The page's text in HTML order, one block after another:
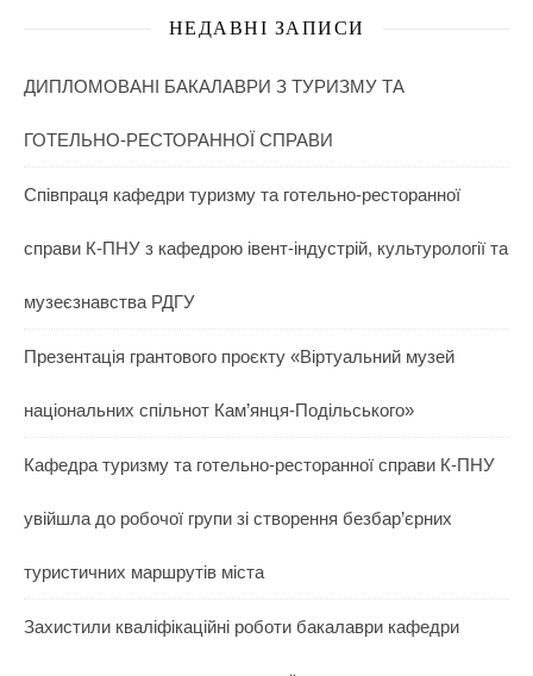
НЕДАВНІ ЗАПИСИ
ДИПЛОМОВАНІ БАКАЛАВРИ З ТУРИЗМУ ТА
ГОТЕЛЬНО-РЕСТОРАННОЇ СПРАВИ
Співпраця кафедри туризму та готельно-ресторанної
справи К-ПНУ з кафедрою івент-індустрій, культурології та
музеєзнавства РДГУ
Презентація грантового проєкту «Віртуальний музей
національних спільнот Кам’янця-Подільського»
Кафедра туризму та готельно-ресторанної справи К-ПНУ
увійшла до робочої групи зі створення безбар’єрних
туристичних маршрутів міста
Захистили кваліфікаційні роботи бакалаври кафедри